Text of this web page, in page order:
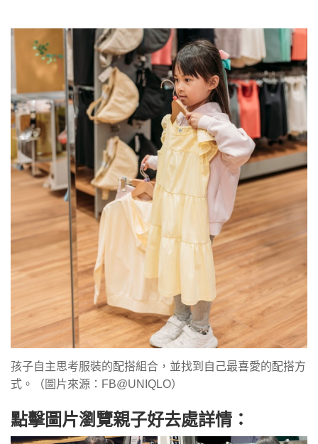
孩子自主思考服裝的配搭組合，並找到自己最喜愛的配搭方
式。（圖片來源：FB@UNIQLO）
點擊圖片瀏覽親子好去處詳情：